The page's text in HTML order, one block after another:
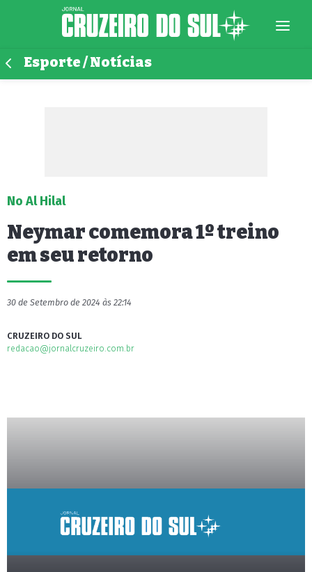
Esporte / Notícias
No Al Hilal
Neymar comemora 1º treino
em seu retorno
30 de Setembro de 2024 às 22:14
CRUZEIRO DO SUL
redacao@jornalcruzeiro.com.br